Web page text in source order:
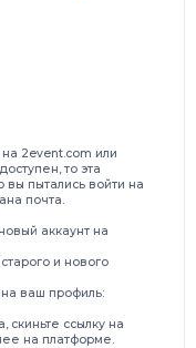
на 2event.com или
то эта
вы пытались войти на
почта.
аккаунт на
старого и нового
на ваш профиль:
скиньте ссылку на
на платформе.